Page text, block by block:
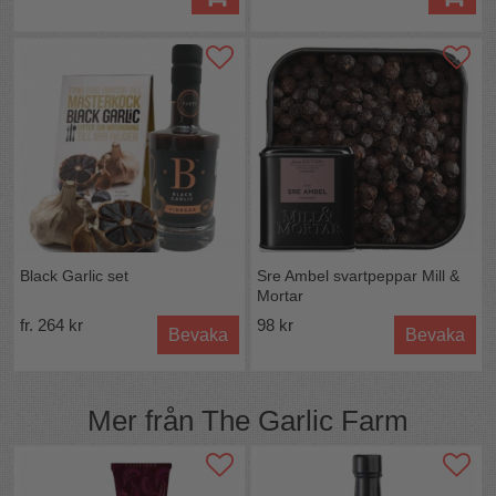
SENAP
), mango, lök, persika, äpple,
tomatpuré, torkade fikon, majsmjöl, sultanrussin,
förtjockningsmedel: xantangummi, surhetsreglerande
medel: askorbinsyra.
Allergener: SENAP
Öppnad förpackning förvaras i kylskåp och bör
konsumeras inom 6-8 veckor.
Näringsvärde per 100g:
Energi: 800 kJ / 189 kcalFett: 2,0 g - varav mättat fett 0,2
g Kolhydrater: 40,1 g - varav sockerarter 37,9 g Protein:
1,3 g Salt: 0,4 g
Ursprung:UK
Black Garlic set
fr. 264 kr
Bevaka
Sre Ambel svartpeppar Mill &
Mortar
98 kr
Bevaka
Mer från The Garlic Farm